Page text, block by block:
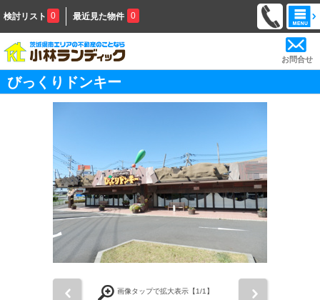
検討リスト 0 最近見た物件 0
お問合せ
びっくりドンキー
画像タップで拡大表示【1/1】